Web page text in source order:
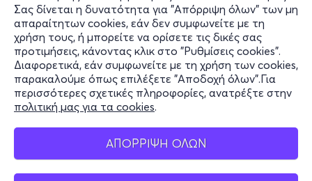
Σας δίνεται η δυνατότητα για "Απόρριψη όλων" των μη
απαραίτητων cookies, εάν δεν συμφωνείτε με τη
χρήση τους, ή μπορείτε να ορίσετε τις δικές σας
προτιμήσεις, κάνοντας κλικ στο "Ρυθμίσεις cookies".
Διαφορετικά, εάν συμφωνείτε με τη χρήση των cookies,
παρακαλούμε όπως επιλέξετε "Αποδοχή όλων".Για
περισσότερες σχετικές πληροφορίες, ανατρέξτε στην
πολιτική μας για τα cookies.
ΑΠΟΡΡΙΨΗ ΟΛΩΝ
Πληροφορίες
Υποστήριξη
Stay Connected
Mobile app